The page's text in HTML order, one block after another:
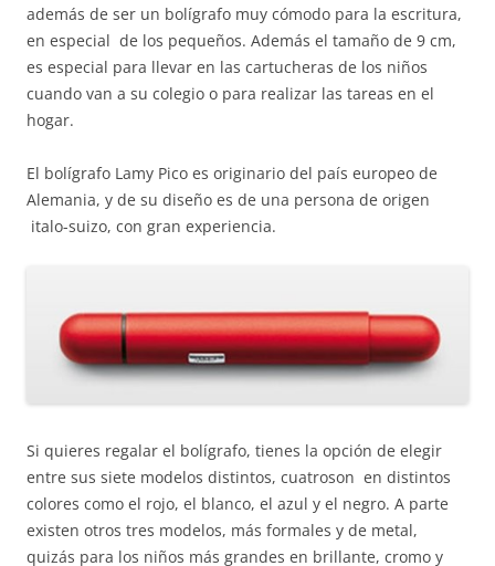
además de ser un bolígrafo muy cómodo para la escritura,
en especial de los pequeños. Además el tamaño de 9 cm,
es especial para llevar en las cartucheras de los niños
cuando van a su colegio o para realizar las tareas en el
hogar.
El bolígrafo Lamy Pico es originario del país europeo de
Alemania, y de su diseño es de una persona de origen
italo-suizo, con gran experiencia.
Si quieres regalar el bolígrafo, tienes la opción de elegir
entre sus siete modelos distintos, cuatroson en distintos
colores como el rojo, el blanco, el azul y el negro. A parte
existen otros tres modelos, más formales y de metal,
quizás para los niños más grandes en brillante, cromo y